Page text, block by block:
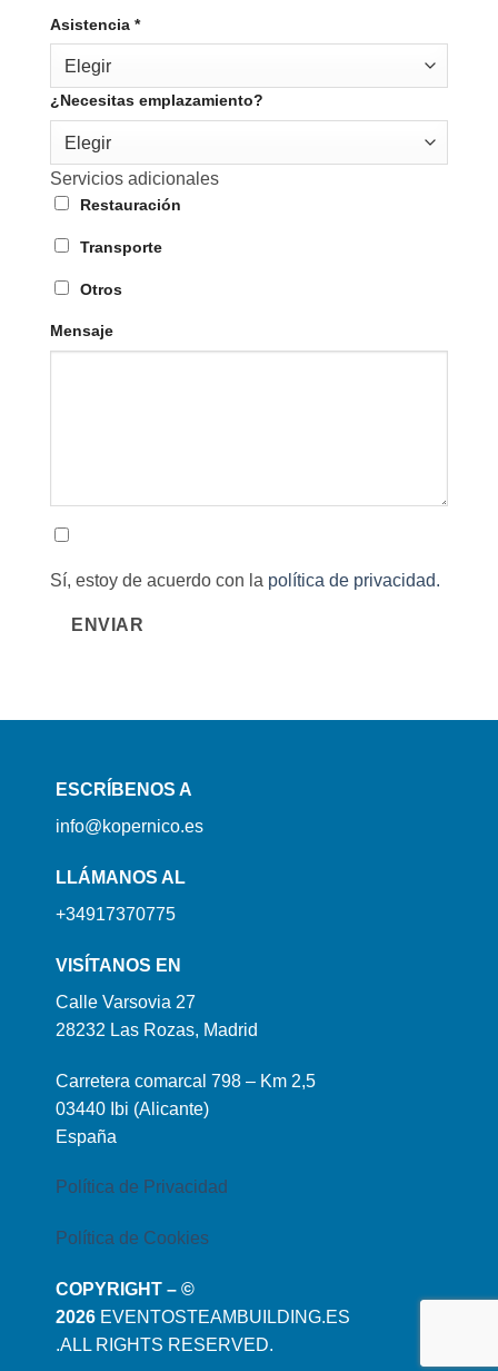
Asistencia *
Elegir
¿Necesitas emplazamiento?
Elegir
Servicios adicionales
Restauración
Transporte
Otros
Mensaje
Sí, estoy de acuerdo con la política de privacidad.
ENVIAR
ESCRÍBENOS A
info@kopernico.es
LLÁMANOS AL
+34917370775
VISÍTANOS EN
Calle Varsovia 27
28232 Las Rozas, Madrid
Carretera comarcal 798 – Km 2,5
03440 Ibi (Alicante)
España
Política de Privacidad
Política de Cookies
COPYRIGHT – ©
2026 EVENTOSTEAMBUILDING.ES
.ALL RIGHTS RESERVED.